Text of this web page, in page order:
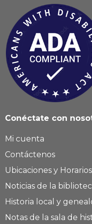
Conéctate con
Mi cuenta
Contáctenos
Ubicaciones y Horarios
Noticias de la
Historia local y
Notas de la sala de